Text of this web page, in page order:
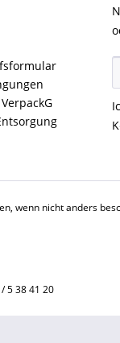
wenn nicht anders
5 38 41 20